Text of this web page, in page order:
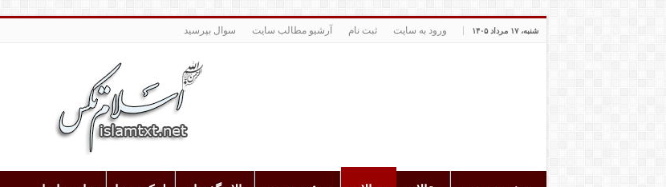
شنبه، ۱۷ مرداد ۱۴۰۵ ورود به سایت ثبت نام آرشیو مطالب سایت سوال بپرسید